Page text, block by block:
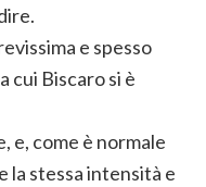
e spesso
cui Biscaro si è
e, come è normale
la stessa intensità e